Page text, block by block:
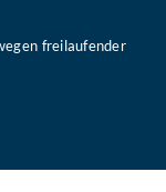
freilaufender